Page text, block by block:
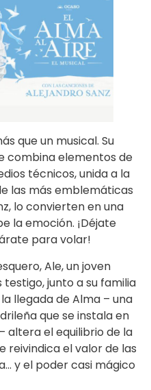
que un musical. Su
combina elementos de
técnicos, unida a la
las más emblemáticas
lo convierten en una
la emoción. ¡Déjate
para volar!
Ale, un joven
junto a su familia
llegada de Alma – una
que se instala en
altera el equilibrio de la
reivindica el valor de las
y el poder casi mágico